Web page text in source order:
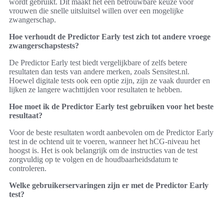
vrouwen die snelle uitsluitsel willen over een mogelijke
zwangerschap.
Hoe verhoudt de Predictor Early test zich tot andere vroege
zwangerschapstests?
De Predictor Early test biedt vergelijkbare of zelfs betere
resultaten dan tests van andere merken, zoals Sensitest.nl.
Hoewel digitale tests ook een optie zijn, zijn ze vaak duurder en
lijken ze langere wachttijden voor resultaten te hebben.
Hoe moet ik de Predictor Early test gebruiken voor het beste
resultaat?
Voor de beste resultaten wordt aanbevolen om de Predictor Early
test in de ochtend uit te voeren, wanneer het hCG-niveau het
hoogst is. Het is ook belangrijk om de instructies van de test
zorgvuldig op te volgen en de houdbaarheidsdatum te
controleren.
Welke gebruikerservaringen zijn er met de Predictor Early
test?